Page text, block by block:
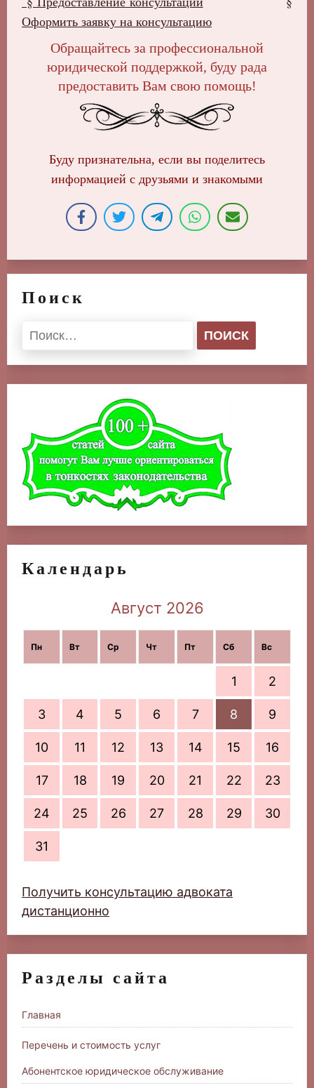
Оформить заявку на консультацию
Обращайтесь за профессиональной
юридической поддержкой, буду рада
предоставить Вам свою помощь!
Буду признательна, если вы поделитесь
информацией с друзьями и знакомыми
Поиск
Найти:
Календарь
Август 2026
Пн Вт Ср Чт Пт Сб Вс
1 2
3 4 5 6 7 8 9
10 11 12 13 14 15 16
17 18 19 20 21 22 23
24 25 26 27 28 29 30
31
Получить консультацию адвоката
дистанционно
Разделы сайта
Главная
Перечень и стоимость услуг
Абонентское юридическое обслуживание